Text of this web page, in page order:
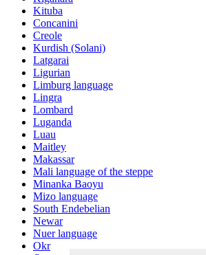
Kituba
Concanini
Creole
Kurdish (Solani)
Latgarai
Ligurian
Limburg language
Lingra
Lombard
Luganda
Luau
Maitley
Makassar
Mali language of the steppe
Minanka Baoyu
Mizo language
South Endebelian
Newar
Nuer language
Okr